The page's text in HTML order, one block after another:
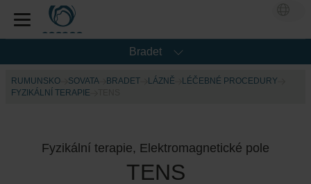
Bradet
RUMUNSKO SOVATA BRADET LÁZNĚ
LÉČEBNÉ PROCEDURY
FYZIKÁLNÍ TERAPIE
Fyzikální terapie, Elektromagnetické pole
TENS